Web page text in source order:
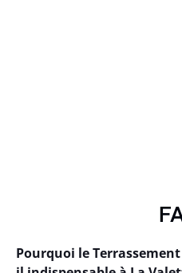
Pourquoi le